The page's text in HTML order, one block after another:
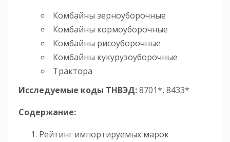
Комбайны зерноуборочные
Комбайны кормоуборочные
Комбайны рисоуборочные
Комбайны кукурузоуборочные
Трактора
Исследуемые коды ТНВЭД:8701*, 8433*
Содержание:
Рейтинг импортируемых марок